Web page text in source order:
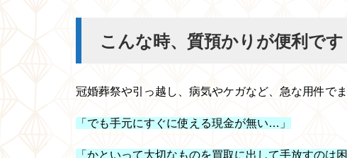
こんな時、質預かりが便利です
冠婚葬祭や引っ越し、病気やケガなど、急な用件で
「でも手元にすぐに使える現金が無い…」
「かといって大切なものを買取に出して手放すのは困